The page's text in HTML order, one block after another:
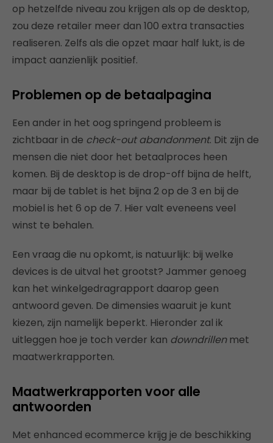
op hetzelfde niveau zou krijgen als op de desktop,
zou deze retailer meer dan 100 extra transacties
realiseren. Zelfs als die opzet maar half lukt, is de
impact aanzienlijk positief.
Problemen op de betaalpagina
Een ander in het oog springend probleem is
zichtbaar in de check-out abandonment. Dit zijn de
mensen die niet door het betaalproces heen
komen. Bij de desktop is de drop-off bijna de helft,
maar bij de tablet is het bijna 2 op de 3 en bij de
mobiel is het 6 op de 7. Hier valt eveneens veel
winst te behalen.
Een vraag die nu opkomt, is natuurlijk: bij welke
devices is de uitval het grootst? Jammer genoeg
kan het winkelgedragrapport daarop geen
antwoord geven. De dimensies waaruit je kunt
kiezen, zijn namelijk beperkt. Hieronder zal ik
uitleggen hoe je toch verder kan downdrillenmet
maatwerkrapporten.
Maatwerkrapporten voor alle
antwoorden
Met enhanced ecommerce krijg je de beschikking